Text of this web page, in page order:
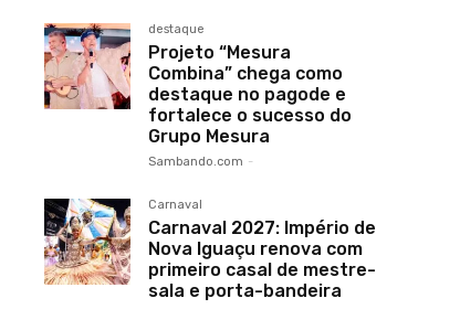
destaque
Projeto “Mesura
Combina” chega como
destaque no pagode e
fortalece o sucesso do
Grupo Mesura
Sambando.com -
Carnaval
Carnaval 2027: Império de
Nova Iguaçu renova com
primeiro casal de mestre-
sala e porta-bandeira